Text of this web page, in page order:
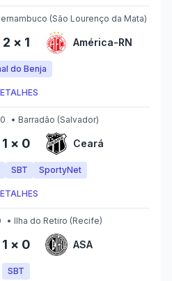
(São Lourenço da Mata)
2 × 1 América-RN
do Benja
• Barradão (Salvador)
1 × 0 Ceará
SBT SportyNet
• Ilha do Retiro (Recife)
1 × 0 ASA
SBT